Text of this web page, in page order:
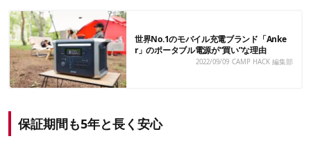
世界No.1のモバイル充電ブランド「Anke
r」のポータブル電源が“買い”な理由
2022/09/09 CAMP HACK 編集部
保証期間も5年と長く安心